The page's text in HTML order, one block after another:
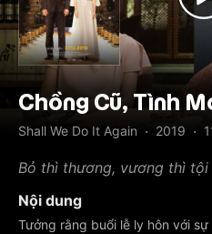
Chồng Cũ, Tình
Shall We Do It Again · 2019 ·
Bỏ thì thương, vương thì tội
Nội dung
Tưởng rằng buổi lễ ly hôn với